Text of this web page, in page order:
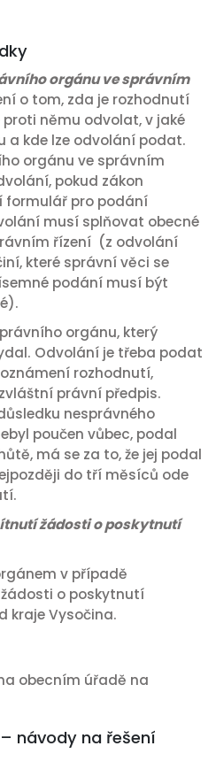
orgánu ve správním
o tom, zda je rozhodnutí
proti němu odvolat, v jaké
a kde lze odvolání podat.
orgánu ve správním
pokud zákon
formulář pro podání
musí splňovat obecné
řízení (z odvolání
které správní věci se
podání musí být
orgánu, který
Odvolání je třeba podat
rozhodnutí,
právní předpis.
nesprávného
poučen vůbec, podal
má se za to, že jej podal
do tří měsíců ode
žádosti o poskytnutí
v případě
o poskytnutí
kraje Vysočina.
obecním úřadě na
návody na řešení